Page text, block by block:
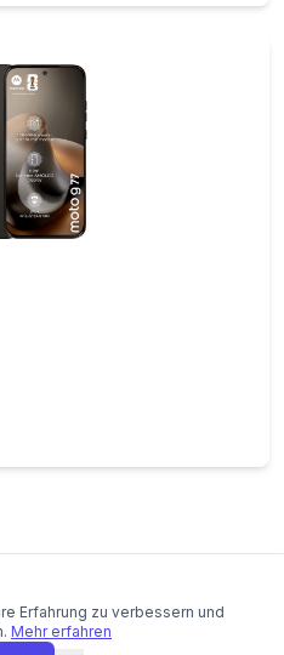
28,50€/md
Angebot ansehen
Erfahrung zu verbessern und
Mehr erfahren